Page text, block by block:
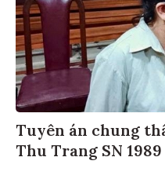
Tuyên án chung
Thu Trang SN 1989